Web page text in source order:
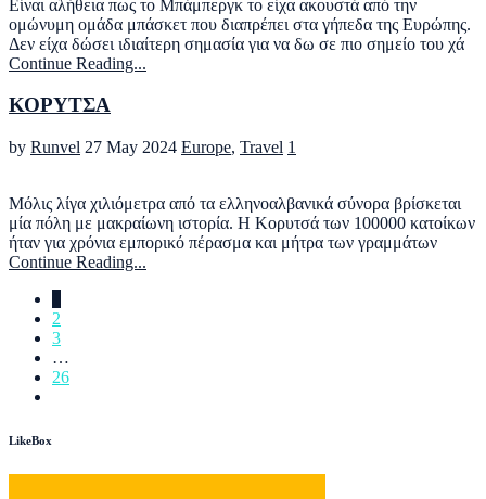
Είναι αλήθεια πως το Μπάμπεργκ το είχα ακουστά από την
ομώνυμη ομάδα μπάσκετ που διαπρέπει στα γήπεδα της Ευρώπης.
Δεν είχα δώσει ιδιαίτερη σημασία για να δω σε πιο σημείο του χά
Continue Reading...
ΚΟΡΥΤΣΑ
by Runvel 27 May 2024 Europe, Travel 1
Μόλις λίγα χιλιόμετρα από τα ελληνοαλβανικά σύνορα βρίσκεται
μία πόλη με μακραίωνη ιστορία. Η Κορυτσά των 100000 κατοίκων
ήταν για χρόνια εμπορικό πέρασμα και μήτρα των γραμμάτων
Continue Reading...
2
3
…
26
LikeBox